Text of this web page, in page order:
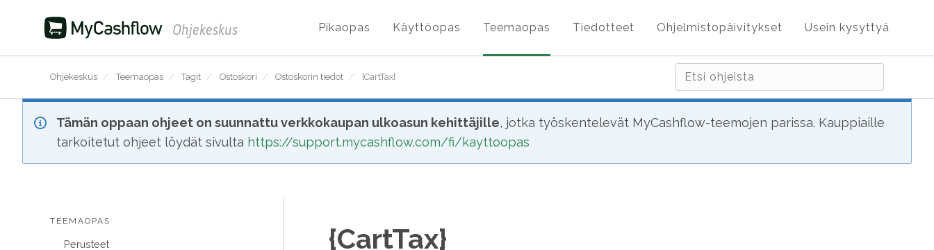
Ohjekeskus Pikaopas Käyttöopas Teemaopas Tiedotteet Ohjelmistopäivitykset Usein kysyttyä
Ohjekeskus / Teemaopas / Tagit / Ostoskori / Ostoskorin tiedot / {CartTax}
Tämän oppaan ohjeet on suunnattu verkkokaupan ulkoasun kehittäjille, jotka työskentelevät MyCashflow-teemojen parissa. Kauppiaille
tarkoitetut ohjeet löydät sivulta https://support.mycashflow.com/fi/kayttoopas
TEEMAOPAS
Perusteet
{CartTax}